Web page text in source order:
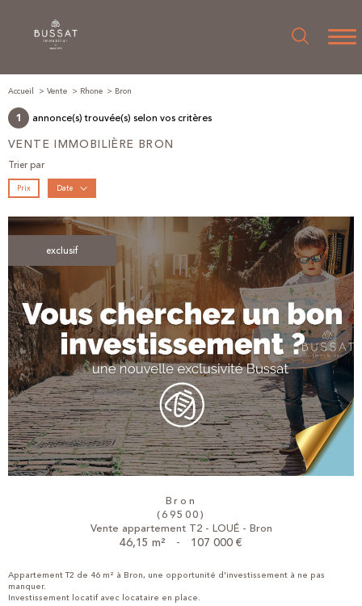
Accueil Vente Rhone Bron
1 annonce(s) trouvée(s) selon vos critères
VENTE IMMOBILIÈRE BRON
Trier par
Prix Date
exclusif
Bron
(69500)
Vente appartement T2 - LOUÉ - Bron
46,15 m² - 107 000 €
Appartement T2 de 46 m² à Bron, une opportunité d'investissement à ne pas
manquer.
Investissement locatif avec locataire en place.